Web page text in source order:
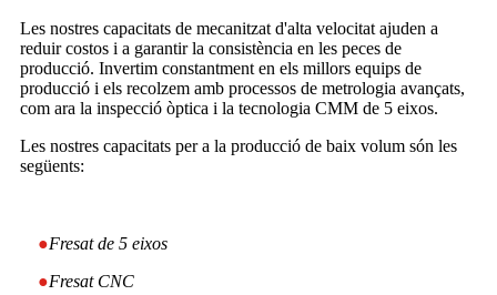
Les nostres capacitats de mecanitzat d'alta velocitat ajuden a
reduir costos i a garantir la consistència en les peces de
producció. Invertim constantment en els millors equips de
producció i els recolzem amb processos de metrologia avançats,
com ara la inspecció òptica i la tecnologia CMM de 5 eixos.
Les nostres capacitats per a la producció de baix volum són les
següents:
●Fresat de 5 eixos
●Fresat CNC